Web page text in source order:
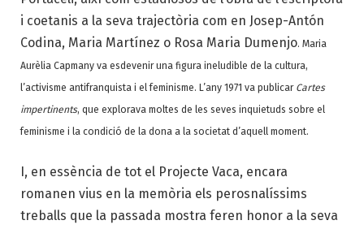
i coetanis a la seva trajectòria com en Josep-Antón
Codina, Maria Martínez o Rosa Maria Dumenjo. Maria
Aurèlia Capmany va esdevenir una figura ineludible de la cultura,
l’activisme antifranquista i el feminisme. L’any 1971 va publicar Cartes
impertinents, que explorava moltes de les seves inquietuds sobre el
feminisme i la condició de la dona a la societat d’aquell moment.
I, en essència de tot el Projecte Vaca, encara
romanen vius en la memòria els perosnalíssims
treballs que la passada mostra feren honor a la seva